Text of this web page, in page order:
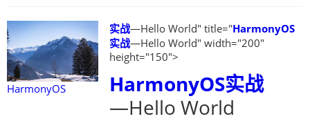
HarmonyOS
实战—Hello World" title="HarmonyOS
实战—Hello World" width="200"
height="150">
HarmonyOS实战
—Hello World